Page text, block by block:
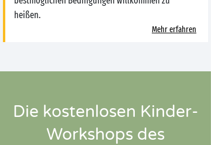
heißen.
Mehr erfahren
Die kostenlosen Kinder-
Workshops des